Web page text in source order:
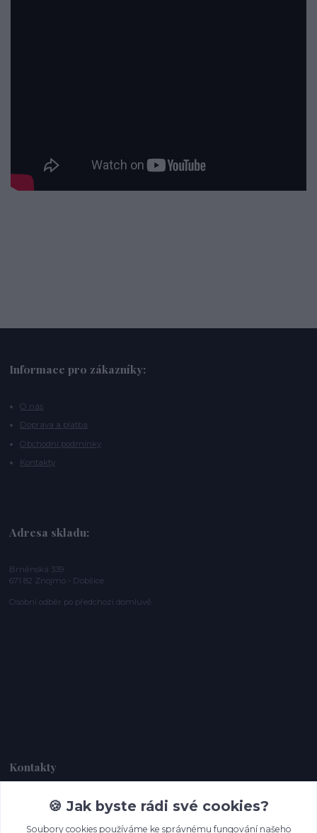
Informace pro zákazníky:
O nás
Doprava a platba
Obchodní podmínky
Kontakty
Adresa skladu:
Brněnská 339
671 82 Znojmo - Dobšice
Osobní odběr po předchozí domluvě.
Kontakty
Dagmar Handlová
+420 734 380 930
(Po-Ne, 8-20 hod.)
🍪 Jak byste rádi své cookies?
Soubory cookies používáme ke správnému fungování našeho